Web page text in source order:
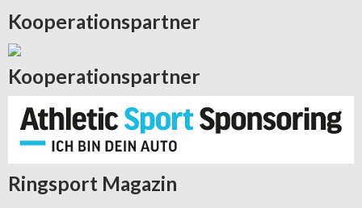
Kooperationspartner
Kooperationspartner
Ringsport Magazin